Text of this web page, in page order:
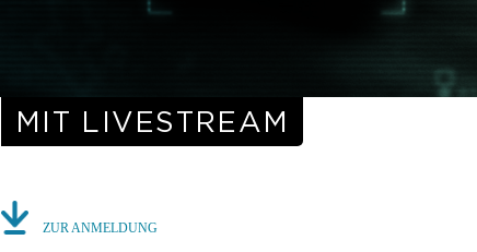
ZUR ANMELDUNG